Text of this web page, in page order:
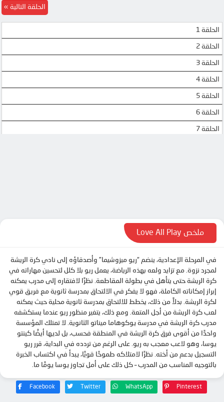
الحلقة 1
الحلقة 2
الحلقة 3
الحلقة 4
الحلقة 5
الحلقة 6
الحلقة 7
الحلقة 13
الحلقة 14
الحلقة 15
الحلقة 16
الحلقة 17
الحلقة 18
الحلقة 19
الحلقة 20
الحلقة 21
الحلقة 22
الحلقة 23
الحلقة التالية
ملخص Love All Play
في المرحلة الإعدادية، ينضم “ريو ميزوشيما” وأصدقاؤه إلى نادي كرة الريشة
لمجرد نزوة. مع تزايد ولعه بهذه الرياضة، يعمل ريو بلا كلل لتحسين مهاراته في
كرة الريشة حتى يتأهل في بطولة المقاطعة. نظرًا لافتقاره إلى مدرب يمكنه
إبراز إمكاناته الكاملة، فهو لا يفكر في الالتحاق بمدرسة ثانوية مع فريق قوي
لكرة الريشة. بدلاً من ذلك، يخطط للالتحاق بمدرسة ثانوية محلية حيث يمكنه
لعب كرة الريشة من أجل المتعة. ومع ذلك، يتغير منظور ريو عندما يستكشفه
مدرب كرة الريشة في مدرسة يوكوهاما ميناتو الثانوية. لا تمتلك المؤسسة
واحدًا من أقوى فرق كرة الريشة في المنطقة فحسب، بل لديها أيضًا كينتو
يوسا، وهو لاعب معجب به ريو. على الرغم من تردده في البداية، قرر ريو
التسجيل بدعم من أخته. نظرًا لامتلاكه طموحًا قويًا، يبدأ في اكتساب الخبرة
بالتوجيه المناسب من المدرب – كل ذلك على أمل تجاوز يوسا يومًا ما.
Facebook Twitter WhatsApp Pinterest